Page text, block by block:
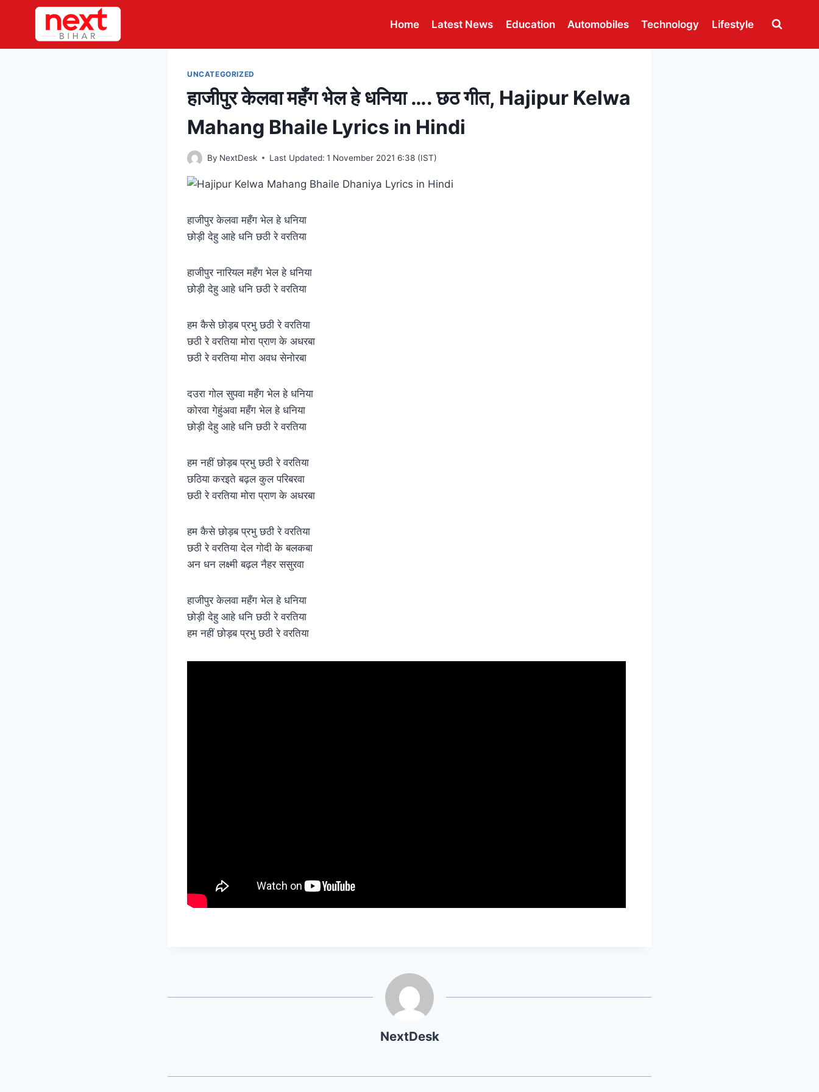
content
Home Latest News Education Automobiles Technology Lifestyle
UNCATEGORIZED
हाजीपुर केलवा महँग भेल हे धनिया …. छठ गीत, Hajipur Kelwa
Mahang Bhaile Lyrics in Hindi
By NextDesk Last Updated: 1 November 2021 6:38 (IST)
हाजीपुर केलवा महँग भेल हे धनिया
छोड़ी देहु आहे धनि छठी रे वरतिया
हाजीपुर नारियल महँग भेल हे धनिया
छोड़ी देहु आहे धनि छठी रे वरतिया
हम कैसे छोड़ब प्रभु छठी रे वरतिया
छठी रे वरतिया मोरा प्राण के अधरबा
छठी रे वरतिया मोरा अवध सेनोरबा
दउरा गोल सुपवा महँग भेल हे धनिया
कोरवा गेहुंअवा महँग भेल हे धनिया
छोड़ी देहु आहे धनि छठी रे वरतिया
हम नहीं छोड़ब प्रभु छठी रे वरतिया
छठिया करइते बढ़ल कुल परिबरवा
छठी रे वरतिया मोरा प्राण के अधरबा
हम कैसे छोड़ब प्रभु छठी रे वरतिया
छठी रे वरतिया देल गोदी के बलकबा
अन धन लक्ष्मी बढ़ल नैहर ससुरवा
हाजीपुर केलवा महँग भेल हे धनिया
छोड़ी देहु आहे धनि छठी रे वरतिया
हम नहीं छोड़ब प्रभु छठी रे वरतिया
NextDesk